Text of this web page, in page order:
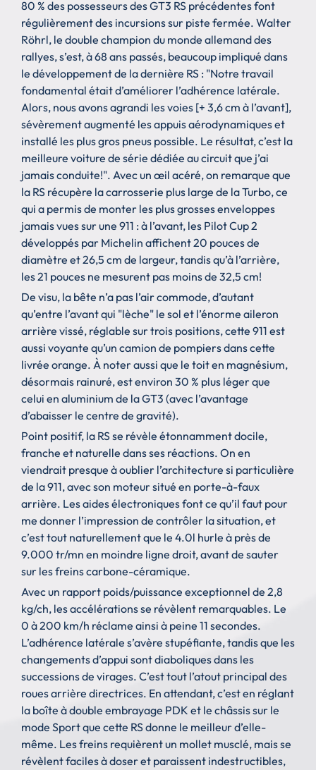
80 % des possesseurs des GT3 RS précédentes font
régulièrement des incursions sur piste fermée. Walter
Röhrl, le double champion du monde allemand des
rallyes, s’est, à 68 ans passés, beaucoup impliqué dans
le développement de la dernière RS : "Notre travail
fondamental était d’améliorer l’adhérence latérale.
Alors, nous avons agrandi les voies [+ 3,6 cm à l’avant],
sévèrement augmenté les appuis aérodynamiques et
installé les plus gros pneus possible. Le résultat, c’est la
meilleure voiture de série dédiée au circuit que j’ai
jamais conduite!". Avec un œil acéré, on remarque que
la RS récupère la carrosserie plus large de la Turbo, ce
qui a permis de monter les plus grosses enveloppes
jamais vues sur une 911 : à l’avant, les Pilot Cup 2
développés par Michelin affichent 20 pouces de
diamètre et 26,5 cm de largeur, tandis qu’à l’arrière,
les 21 pouces ne mesurent pas moins de 32,5 cm!
De visu, la bête n’a pas l’air commode, d’autant
qu’entre l’avant qui "lèche" le sol et l’énorme aileron
arrière vissé, réglable sur trois positions, cette 911 est
aussi voyante qu’un camion de pompiers dans cette
livrée orange. À noter aussi que le toit en magnésium,
désormais rainuré, est environ 30 % plus léger que
celui en aluminium de la GT3 (avec l’avantage
d’abaisser le centre de gravité).
Point positif, la RS se révèle étonnamment docile,
franche et naturelle dans ses réactions. On en
viendrait presque à oublier l’architecture si particulière
de la 911, avec son moteur situé en porte-à-faux
arrière. Les aides électroniques font ce qu’il faut pour
me donner l’impression de contrôler la situation, et
c’est tout naturellement que le 4.0l hurle à près de
9.000 tr/mn en moindre ligne droit, avant de sauter
sur les freins carbone-céramique.
Avec un rapport poids/puissance exceptionnel de 2,8
kg/ch, les accélérations se révèlent remarquables. Le
0 à 200 km/h réclame ainsi à peine 11 secondes.
L’adhérence latérale s’avère stupéfiante, tandis que les
changements d’appui sont diaboliques dans les
successions de virages. C’est tout l’atout principal des
roues arrière directrices. En attendant, c’est en réglant
la boîte à double embrayage PDK et le châssis sur le
mode Sport que cette RS donne le meilleur d’elle-
même. Les freins requièrent un mollet musclé, mais se
révèlent faciles à doser et paraissent indestructibles,